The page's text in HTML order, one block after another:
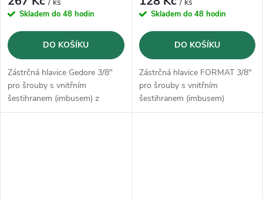
Skladem do 48 hodin
DO KOŠÍKU
Zástrčná hlavice Gedore 3/8"
pro šrouby s vnitřním
šestihranem (imbusem) z
vanadové oceli GEDORE
Skladem do 48 hodin
DO KOŠÍKU
Zástrčná hlavice FORMAT 3/8"
pro šrouby s vnitřním
šestihranem (imbusem)